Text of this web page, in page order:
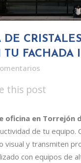
FACHADA
this post
oficina en Torrejón
de tu
visual y transmiten
con equipos de